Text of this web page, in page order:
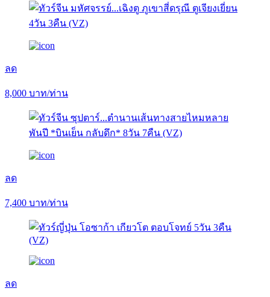
ลด
8,000 บาท/ท่าน
ลด
7,400 บาท/ท่าน
ลด